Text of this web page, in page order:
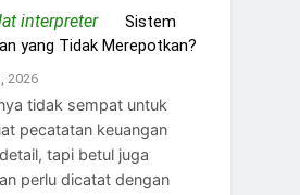
interpreteron Sistem
yang Tidak Merepotkan?
2026
tidak sempat untuk
pecatatan keuangan
tapi betul juga
perlu dicatat dengan